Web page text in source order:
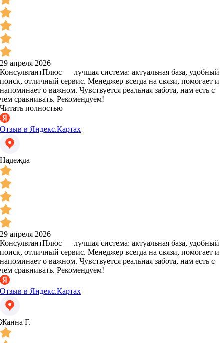
29 апреля 2026
КонсультантПлюс — лучшая система: актуальная база, удобный
поиск, отличный сервис. Менеджер всегда на связи, помогает и
напоминает о важном. Чувствуется реальная забота, нам есть с
чем сравнивать. Рекомендуем!
Читать полностью
Отзыв в Яндекс.Картах
Надежда
29 апреля 2026
КонсультантПлюс — лучшая система: актуальная база, удобный
поиск, отличный сервис. Менеджер всегда на связи, помогает и
напоминает о важном. Чувствуется реальная забота, нам есть с
чем сравнивать. Рекомендуем!
Отзыв в Яндекс.Картах
Жанна Г.